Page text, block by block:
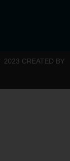
2023 CREATED BY